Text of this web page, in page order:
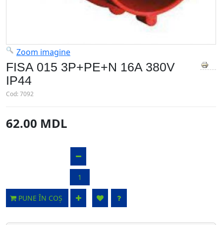
Zoom imagine
FISA 015 3P+PE+N 16A 380V
IP44
Cod:7092
62.00 MDL
PUNE ÎN COȘ